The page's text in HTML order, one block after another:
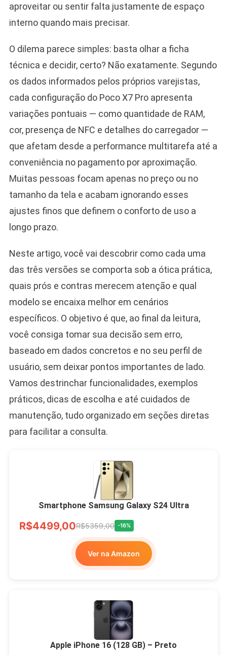
aproveitar ou sentir falta justamente de espaço
interno quando mais precisar.
O dilema parece simples: basta olhar a ficha
técnica e decidir, certo? Não exatamente. Segundo
os dados informados pelos próprios varejistas,
cada configuração do Poco X7 Pro apresenta
variações pontuais — como quantidade de RAM,
cor, presença de NFC e detalhes do carregador —
que afetam desde a performance multitarefa até a
conveniência no pagamento por aproximação.
Muitas pessoas focam apenas no preço ou no
tamanho da tela e acabam ignorando esses
ajustes finos que definem o conforto de uso a
longo prazo.
Neste artigo, você vai descobrir como cada uma
das três versões se comporta sob a ótica prática,
quais prós e contras merecem atenção e qual
modelo se encaixa melhor em cenários
específicos. O objetivo é que, ao final da leitura,
você consiga tomar sua decisão sem erro,
baseado em dados concretos e no seu perfil de
usuário, sem deixar pontos importantes de lado.
Vamos destrinchar funcionalidades, exemplos
práticos, dicas de escolha e até cuidados de
manutenção, tudo organizado em seções diretas
para facilitar a consulta.
Smartphone Samsung Galaxy S24 Ultra
R$4499,00R$5359,00 -16%
Ver na Amazon
Apple iPhone 16 (128 GB) – Preto